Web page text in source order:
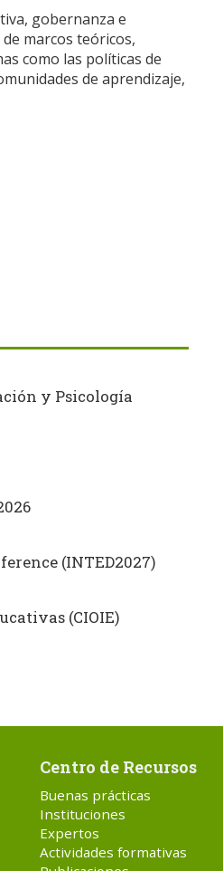
gobernanza e
marcos teóricos,
como las políticas de
de aprendizaje,
y Psicología
(INTED2027)
(CIOIE)
Centro de Recursos
Buenas prácticas
Instituciones
Expertos
Actividades formativas